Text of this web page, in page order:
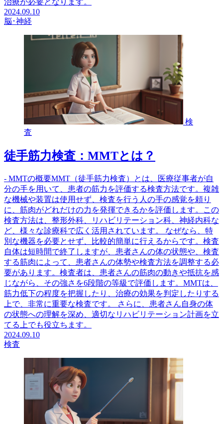
治療が必要となります。
2024.09.10
脳･神経
検
査
徒手筋力検査：MMTとは？
- MMTの概要MMT（徒手筋力検査）とは、医療従事者が自
分の手を用いて、患者の筋力を評価する検査方法です。複雑
な機械や装置は使用せず、検査を行う人の手の感覚を頼り
に、筋肉がどれだけの力を発揮できるかを評価します。この
検査方法は、整形外科、リハビリテーション科、神経内科な
ど、様々な診療科で広く活用されています。 なぜなら、特
別な機器を必要とせず、比較的簡単に行えるからです。検査
自体は短時間で終了しますが、患者さんの体の状態や、検査
する筋肉によって、患者さんの体勢や検査方法を調整する必
要があります。検査者は、患者さんの筋肉の動きや抵抗を感
じながら、その強さを6段階の等級で評価します。MMTは、
筋力低下の程度を把握したり、治療の効果を判定したりする
上で、非常に重要な検査です。 さらに、患者さん自身の体
の状態への理解を深め、適切なリハビリテーション計画を立
てる上でも役立ちます。
2024.09.10
検査